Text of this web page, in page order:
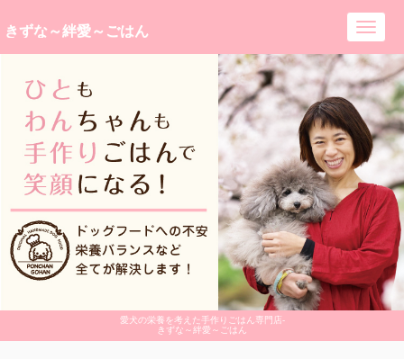
愛犬の栄養を考えた手作りごはん専門店-
きずな～絆愛～ごはん
きずな～絆愛～ごはん